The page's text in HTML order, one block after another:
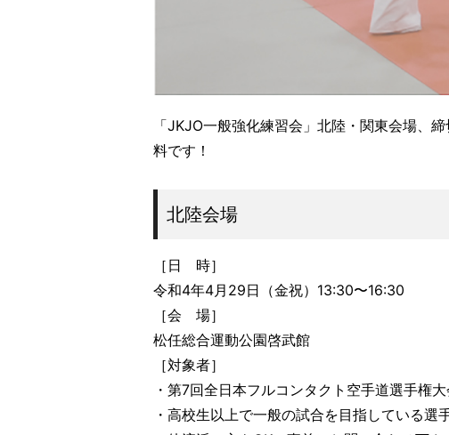
「JKJO一般強化練習会」北陸・関東会場、
料です！
北陸会場
［日 時］
令和4年4月29日（金祝）13:30〜16:30
［会 場］
松任総合運動公園啓武館
［対象者］
・第7回全日本フルコンタクト空手道選手権
・高校生以上で一般の試合を目指している選